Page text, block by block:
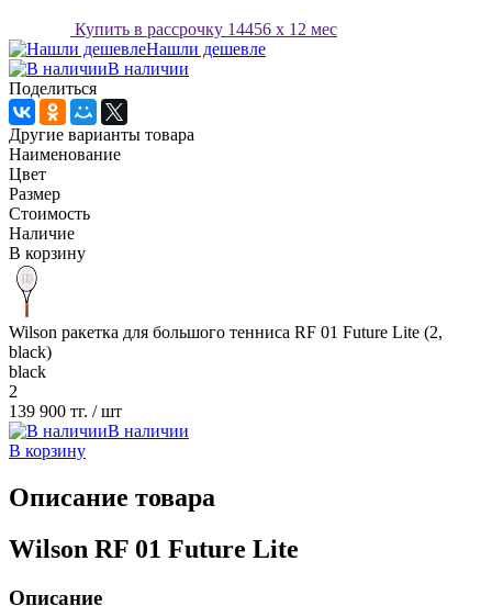
Купить в рассрочку 14456 x 12 мес
Нашли дешевле
В наличии
Поделиться
Другие варианты товара
Наименование
Цвет
Размер
Стоимость
Наличие
В корзину
Wilson ракетка для большого тенниса RF 01 Future Lite (2,
black)
black
2
139 900 тг. / шт
В наличии
В корзину
Описание товара
Wilson RF 01 Future Lite
Описание